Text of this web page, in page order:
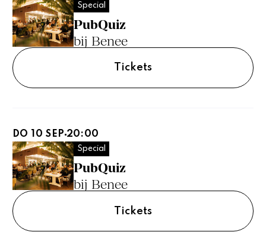
PubQuiz
bij Benee
Special
Tickets
PubQuiz
bij Benee
Special
Tickets
DO 10 SEP 20:00